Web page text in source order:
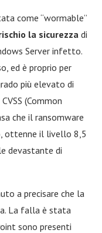
come “wormable”
la sicurezza di
Server infetto.
ed è proprio per
più elevato di
(Common
che il ransomware
ottenne il livello 8,5
devastante di
a precisare che la
La falla è stata
sono presenti